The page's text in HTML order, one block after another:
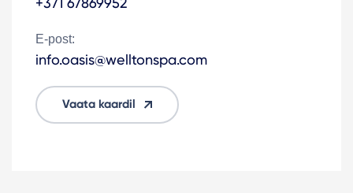
E-post:
info.oasis@welltonspa.com
Vaata kaardil